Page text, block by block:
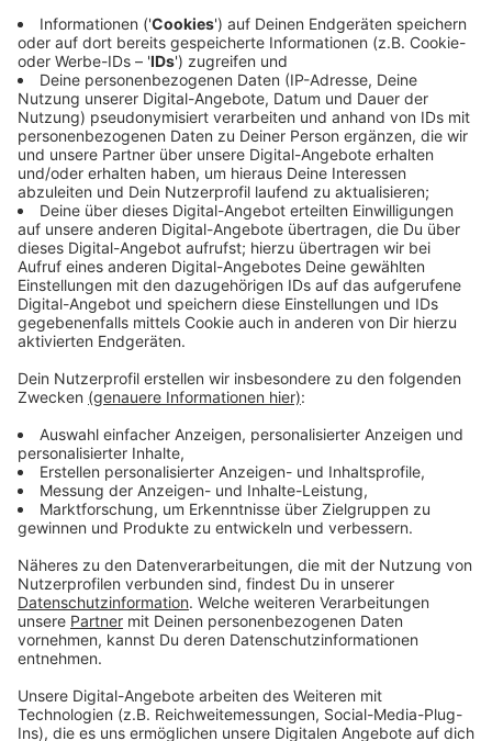
bekannte „Sichere“ festhalten – auch wenn es sie
unglücklich macht. Neue Wege bedeuten Risiko.
Risiko bedeutet Veränderung. Und Veränderung
verlangt Mut. Genau deshalb blockiert unser Gehirn
alles Neue zuerst automatisch. Das ist kein
persönliches Versagen – das ist Biologie. Doch wer
das versteht, kann brechen, was ihn zurückhält.
Michael erzählt von Momenten, in denen Menschen
in seinem Umfeld – und er selbst – vor
Entscheidungen standen, die alles verändern
konnten: beruflich, finanziell oder persönlich.
Entscheidungen, die uns nachts wach halten, weil
das Alte bequemer ist und das Neue uns
herausfordert.
Doch er zeigt auch: Die meisten, die sich trauen,
machen später eine überraschende Erfahrung –
nicht das Neue war gefährlich, sondern das
Festhalten am Alten.
Diese Folge verbindet ehrliche Reflexion mit Humor
und praktischen Einsichten. Wie erkennt man, wann
ein Nein nötig ist? Wie sagt man Nein, ohne sich
schlecht zu fühlen? Wie weiß man, ob etwas Neues
Angst macht, weil es falsch ist – oder weil es genau
der Schritt ist, den man braucht?
Michael spricht darüber, wie eng diese Themen mit
echten Werten verbunden sind: Selbstachtung,
Freiheit, Mut, Zukunft. Und er macht klar: Wer sein